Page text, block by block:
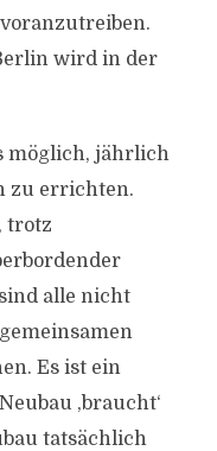
wird in der
möglich, jährlich
zu errichten.
trotz
alle nicht
Es ist ein
,braucht‘
tatsächlich